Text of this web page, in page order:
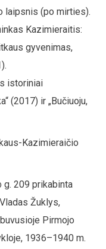
laipsnis (po mirties).
Kazimieraitis:
gyvenimas,
istoriniai
(2017) ir „Bučiuoju,
Kazimieraičio
g. 209 prikabinta
Žuklys,
Pirmojo
1936–1940 m.